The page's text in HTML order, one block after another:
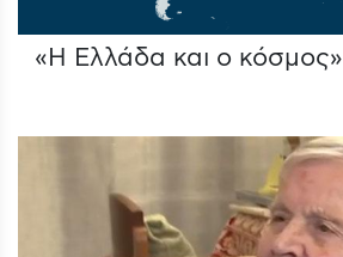
«Η Ελλάδα και ο κόσμος»